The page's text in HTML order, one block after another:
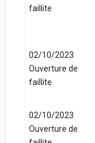
faillite
02/10/2023
Ouverture de
faillite
02/10/2023
Ouverture de